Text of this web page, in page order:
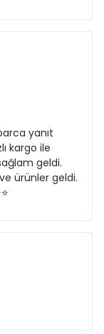
yanıt
kargo ile
geldi.
ürünler geldi.